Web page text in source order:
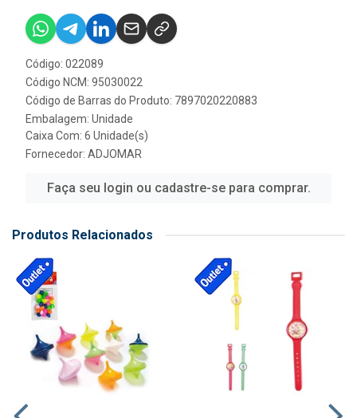
Código: 022089
Código NCM: 95030022
Código de Barras do Produto: 7897020220883
Embalagem: Unidade
Caixa Com: 6 Unidade(s)
Fornecedor: ADJOMAR
Faça seu login ou cadastre-se para comprar.
Produtos Relacionados